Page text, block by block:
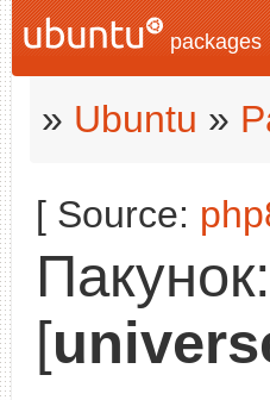
packages
» Ubuntu »
[ Source:
[